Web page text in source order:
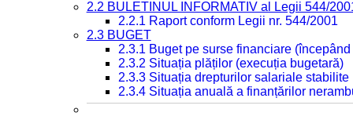
2.2 BULETINUL INFORMATIV al Legii 544/
2.2.1 Raport conform Legii nr. 544/2001
2.3 BUGET
2.3.1 Buget pe surse financiare
2.3.2 Situația plăților (execuția bugetară)
2.3.3 Situația drepturilor salariale
2.3.4 Situația anuală a finanțărilor